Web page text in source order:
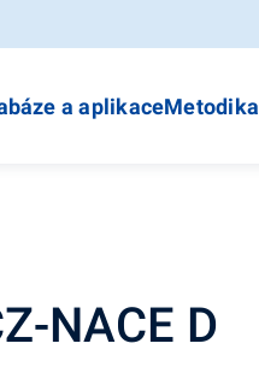
a aplikaceMetodika
NACE D